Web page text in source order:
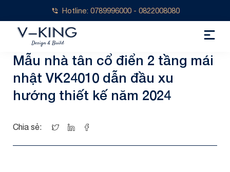
Hotline: 0789996000 - 0822008080
Mẫu nhà tân cổ điển 2 tầng mái
nhật VK24010 dẫn đầu xu
hướng thiết kế năm 2024
Chia sẻ: